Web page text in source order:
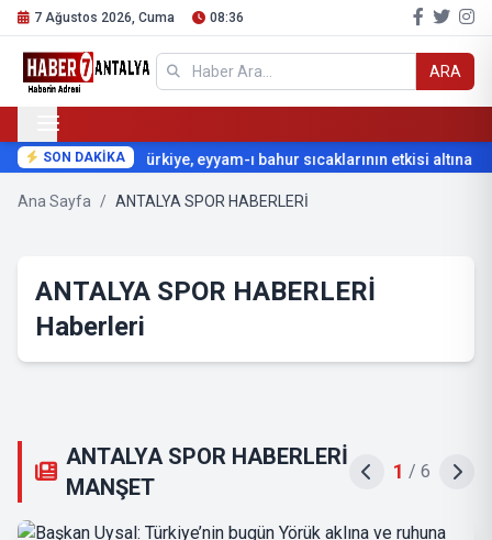
7 Ağustos 2026, Cuma 08:36
ARA
SON DAKİKATürkiye, eyyam-ı bahur sıcaklarının etkisi altına
Ana Sayfa / ANTALYA SPOR HABERLERİ
ANTALYA SPOR HABERLERİ
Haberleri
ANTALYA SPOR HABERLERİ
MANŞET
2 / 6